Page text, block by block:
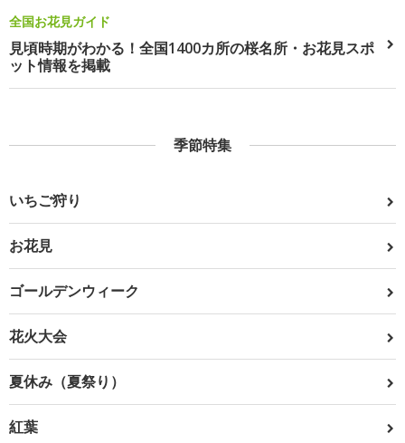
全国お花見ガイド
見頃時期がわかる！全国1400カ所の桜名所・お花見スポ
ット情報を掲載
季節特集
いちご狩り
お花見
ゴールデンウィーク
花火大会
夏休み（夏祭り）
紅葉